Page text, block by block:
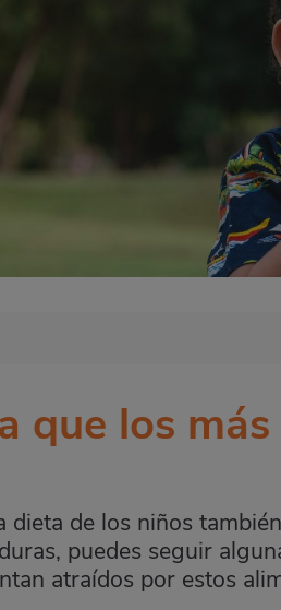
que los
de los niños
puedes seguir
atraídos por estos